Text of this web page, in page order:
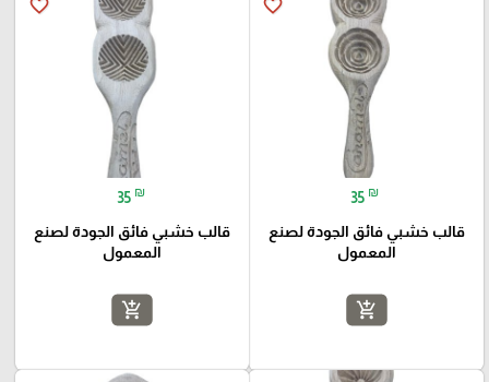
favorite_border
35 ₪
قالب خشبي فائق الجودة لصنع
المعمول
add_shopping_cart
favorite_border
35 ₪
قالب خشبي فائق الجودة لصنع
المعمول
add_shopping_cart